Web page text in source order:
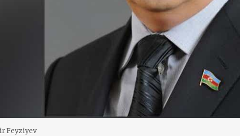
Feyziyev